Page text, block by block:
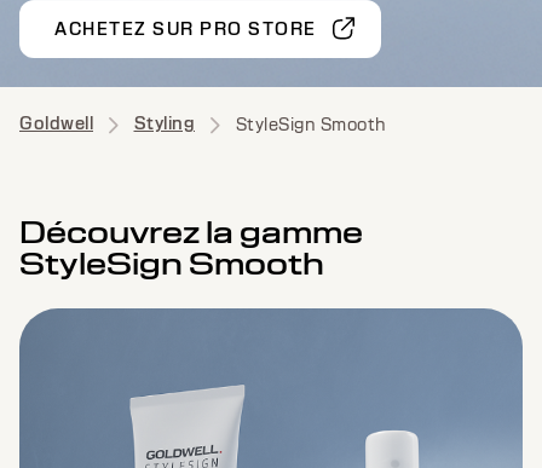
ACHETEZ SUR PRO STORE
Goldwell Styling StyleSign Smooth
Découvrez la gamme
StyleSign Smooth